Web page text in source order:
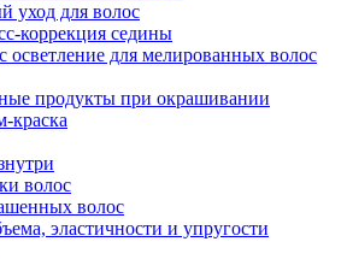
уход для волос
коррекция седины
осветление для мелированных волос
продукты при окрашивании
краска
волос
волос
эластичности и упругости